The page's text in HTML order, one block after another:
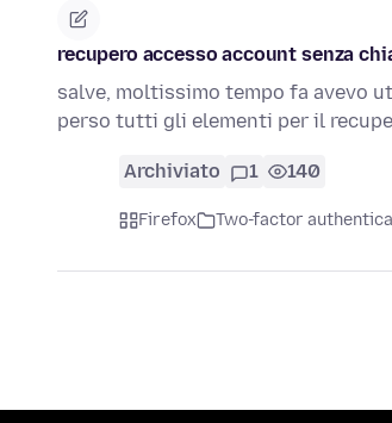
recupero accesso account senza
salve, moltissimo tempo fa avevo
perso tutti gli elementi per il
Archiviato 1 140
Firefox Two-factor